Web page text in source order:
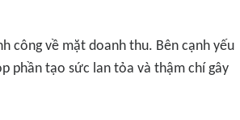
công về mặt doanh thu. Bên cạnh yếu
phần tạo sức lan tỏa và thậm chí gây